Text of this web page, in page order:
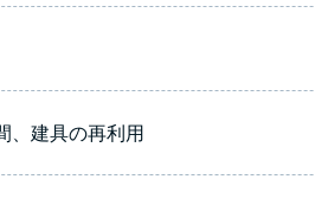
、建具の再利用